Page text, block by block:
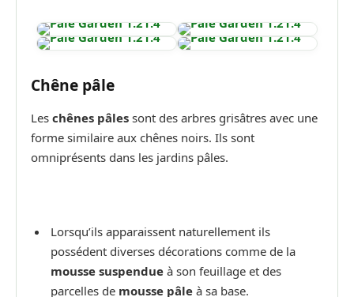
Chêne pâle
Les chênes pâles sont des arbres grisâtres avec une
forme similaire aux chênes noirs. Ils sont
omniprésents dans les jardins pâles.
Lorsqu’ils apparaissent naturellement ils
possédent diverses décorations comme de la
mousse suspendue à son feuillage et des
parcelles de mousse pâle à sa base.